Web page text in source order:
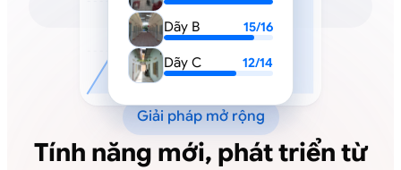
Dãy B 15/16
Dãy C 12/14
Giải pháp mở rộng
Tính năng mới, phát triển từ